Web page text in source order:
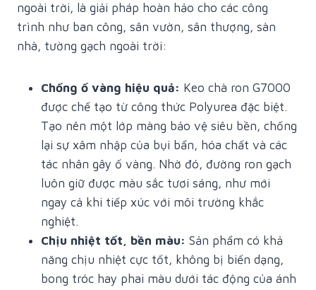
ngoài trời, là giải pháp hoàn hảo cho các công
trình như ban công, sân vườn, sân thượng, sàn
nhà, tường gạch ngoài trời:
Chống ố vàng hiệu quả: Keo chà ron G7000
được chế tạo từ công thức Polyurea đặc biệt.
Tạo nên một lớp màng bảo vệ siêu bền, chống
lại sự xâm nhập của bụi bẩn, hóa chất và các
tác nhân gây ố vàng. Nhờ đó, đường ron gạch
luôn giữ được màu sắc tươi sáng, như mới
ngay cả khi tiếp xúc với môi trường khắc
nghiệt.
Chịu nhiệt tốt, bền màu: Sản phẩm có khả
năng chịu nhiệt cực tốt, không bị biến dạng,
bong tróc hay phai màu dưới tác động của ánh